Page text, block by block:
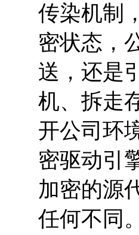
传染机制
密状态，
送，还是
机、拆走
开公司环
密驱动引
加密的源
任何不同